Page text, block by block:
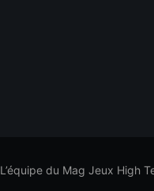
L’équipe du Mag Jeux High